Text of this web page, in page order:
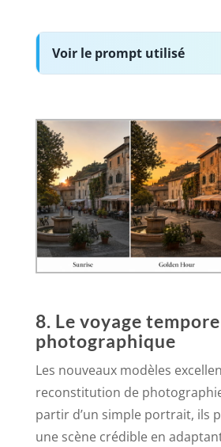
Voir le prompt utilisé
8. Le voyage
photographique
Les nouveaux modèles
reconstitution de
partir d’un simple portrait, ils
une scène crédible en